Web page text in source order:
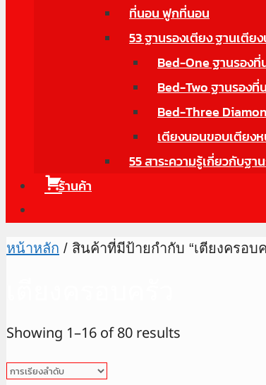
ที่นอน ฟูกที่นอน
53 ฐานรองเตียง ฐานเตีย
Bed-One ฐานรอง
Bed-Two ฐานรอง
Bed-Three
เตียงนอนขอบเตียง
55 สาระความรู้เกี่ยวกับฐา
ร้านค้า
หน้าหลัก / สินค้าที่มีป้ายกำกับ “เตียงครอบค
Showing 1–16 of 80 results